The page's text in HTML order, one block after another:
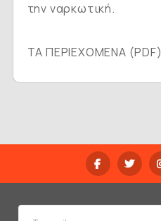
την ναρκωτική.
ΤΑ ΠΕΡΙΕΧΟΜΕΝΑ (PDF)